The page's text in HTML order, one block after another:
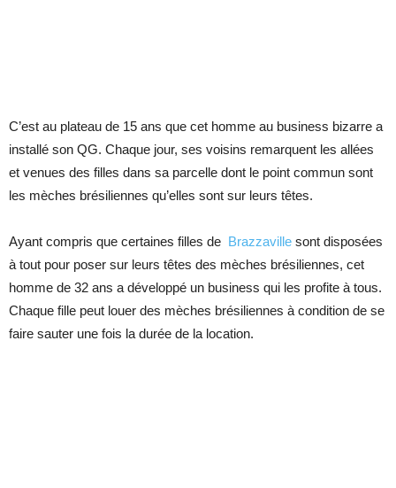
C’est au plateau de 15 ans que cet homme au business bizarre a
installé son QG. Chaque jour, ses voisins remarquent les allées
et venues des filles dans sa parcelle dont le point commun sont
les mèches brésiliennes qu’elles sont sur leurs têtes.
Ayant compris que certaines filles de Brazzaville sont disposées
à tout pour poser sur leurs têtes des mèches brésiliennes, cet
homme de 32 ans a développé un business qui les profite à tous.
Chaque fille peut louer des mèches brésiliennes à condition de se
faire sauter une fois la durée de la location.